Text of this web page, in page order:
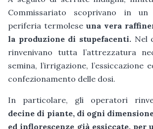
Commissariato scoprivano in un
periferia termolese una vera
la produzione di stupefacenti. Nel
rinvenivano tutta l’attrezzatura
semina, l’irrigazione,
confezionamento delle dosi.
In particolare, gli operatori
decine di piante, di ogni
ed inflorescenze già essiccate, per